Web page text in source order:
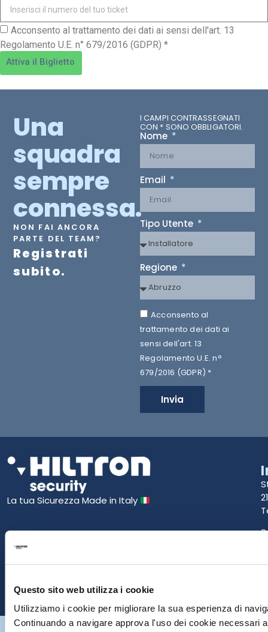
Questo sito web utilizza i cookie
Utilizziamo i cookie per migliorare la sua esperienza di
Continuando a navigare approva l'uso dei cookie necessari
Acconsento al trattamento dei dati ai sensi dell'art. 13
Regolamento U.E. n° 679/2016 (GDPR) *
Attiva il Biglietto
Una
squadra
sempre
connessa.
NON FAI ANCORA
PARTE DEL TEAM?
Registrati
subito.
I CAMPI CONTRASSEGNATI
CON * SONO OBBLIGATORI.
Nome
Email
Tipo Utente
Regione
Acconsento al
trattamento dei dati ai
sensi dell'art. 13
Regolamento U.E. n°
679/2016 (GDPR) *
Invia
La tua Sicurezza Made in Italy
Hiltron Security è distribuito in Italia da Hiltron Land S.r.l. | P.IVA